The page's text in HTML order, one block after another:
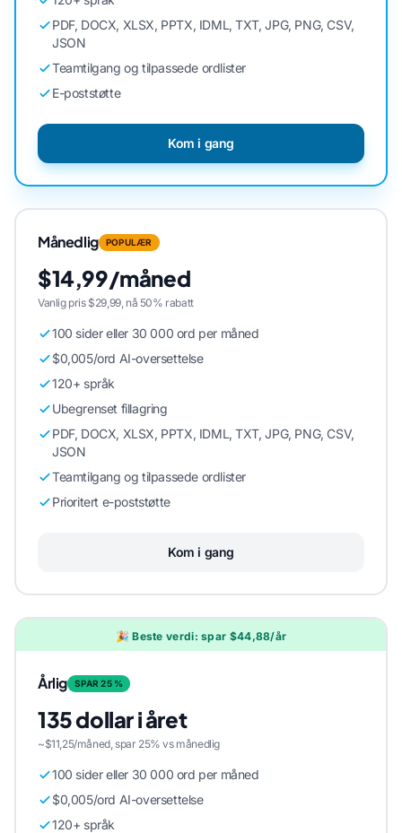
PDF, DOCX, XLSX, PPTX, IDML, TXT, JPG, PNG, CSV,
JSON
Teamtilgang og tilpassede ordlister
E-poststøtte
Kom i gang
Månedlig POPULÆR
$14,99/måned
Vanlig pris $29,99, nå 50% rabatt
100 sider eller 30 000 ord per måned
$0,005/ord AI-oversettelse
120+ språk
Ubegrenset fillagring
PDF, DOCX, XLSX, PPTX, IDML, TXT, JPG, PNG, CSV,
JSON
Teamtilgang og tilpassede ordlister
Prioritert e-poststøtte
Kom i gang
🎉 Beste verdi: spar $44,88/år
Årlig SPAR 25 %
135 dollar i året
~$11,25/måned, spar 25% vs månedlig
100 sider eller 30 000 ord per måned
$0,005/ord AI-oversettelse
120+ språk